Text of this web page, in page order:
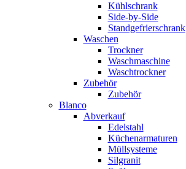
Kühlschrank
Side-by-Side
Standgefrierschrank
Waschen
Trockner
Waschmaschine
Waschtrockner
Zubehör
Zubehör
Blanco
Abverkauf
Edelstahl
Küchenarmaturen
Müllsysteme
Silgranit